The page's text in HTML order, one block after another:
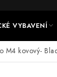
VYBAVENÍ
M4 kovový-